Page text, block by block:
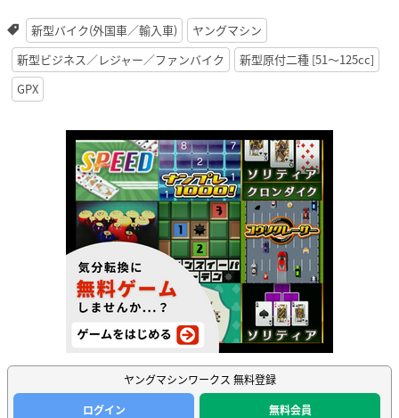
新型バイク(外国車／輸入車)
ヤングマシン
新型ビジネス／レジャー／ファンバイク
新型原付二種 [51〜125cc]
GPX
ヤングマシンワークス 無料登録
ログイン
無料会員